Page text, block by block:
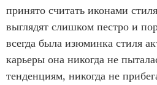
принято считать иконами
выглядят слишком пестро и
всегда была изюминка стиля
карьеры она никогда не
тенденциям, никогда не